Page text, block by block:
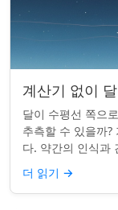
계산기 없이
달이 수평선 쪽으
추측할 수 있을까
다. 약간의 인식과
늘의 달 뜨는 시간
더 읽기 →